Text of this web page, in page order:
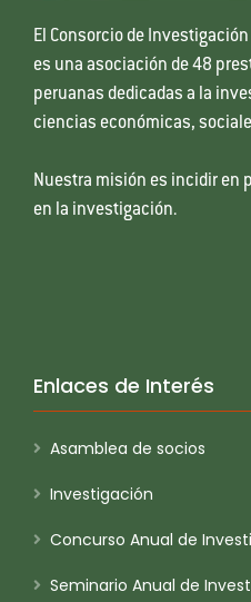
El Consorcio de Investigación
es una asociación de 48
peruanas dedicadas a la
ciencias económicas,
Nuestra misión es incidir en
en la investigación.
Enlaces de Interés
Asamblea de socios
Investigación
Concurso Anual de
Seminario Anual de